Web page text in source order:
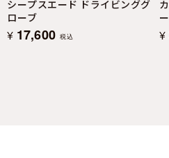
シープスエード ドライビンググ
ローブ
¥ 17,600 税込 ¥